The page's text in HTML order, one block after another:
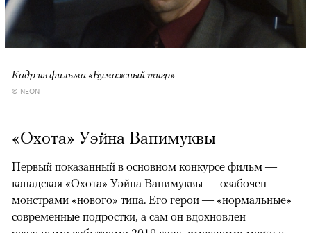
Кадр из фильма «Бумажный тигр»
© NEON
«Охота» Уэйна Вапимуквы
Первый показанный в основном конкурсе фильм —
канадская «Охота» Уэйна Вапимуквы — озабочен
монстрами «нового» типа. Его герои — «нормальные»
современные подростки, а сам он вдохновлен